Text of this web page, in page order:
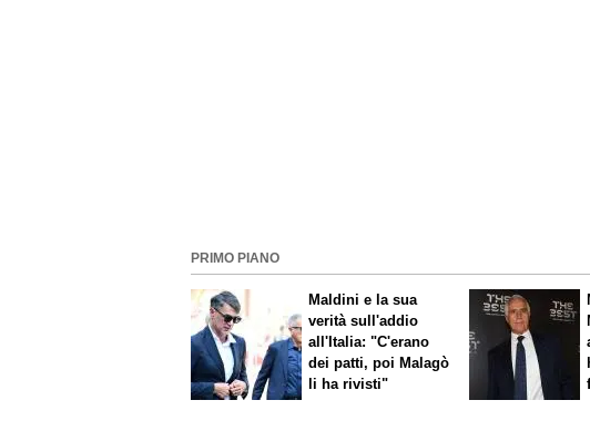
PRIMO PIANO
Maldini e la sua
verità sull'addio
all'Italia: "C'erano
dei patti, poi Malagò
li ha rivisti"